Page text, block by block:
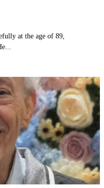
at the age of 89,